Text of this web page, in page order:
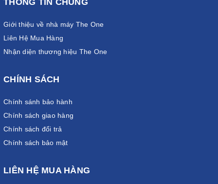
THÔNG TIN CHUNG
Giới thiệu về nhà máy The One
Liên Hệ Mua Hàng
Nhận diện thương hiệu The One
CHÍNH SÁCH
Chính sánh bảo hành
Chính sách giao hàng
Chính sách đổi trả
Chính sách bảo mật
LIÊN HỆ MUA HÀNG